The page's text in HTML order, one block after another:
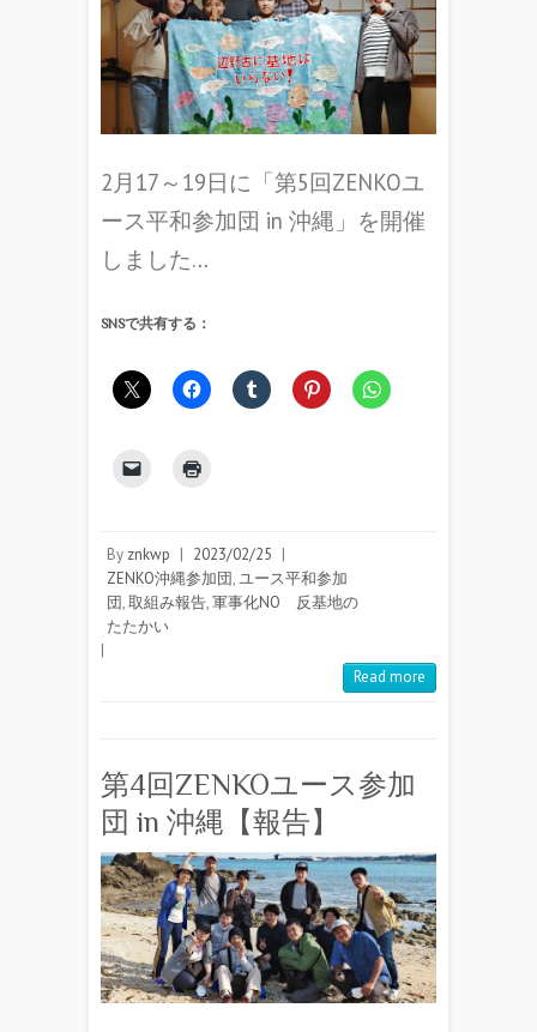
2月17～19日に「第5回ZENKOユ
ース平和参加団 in 沖縄」を開催
しました…
SNSで共有する：
By znkwp | 2023/02/25 |
ZENKO沖縄参加団,ユース平和参加
団,取組み報告,軍事化NO 反基地の
たたかい
|
Read more
第4回ZENKOユース参加
団 in 沖縄【報告】